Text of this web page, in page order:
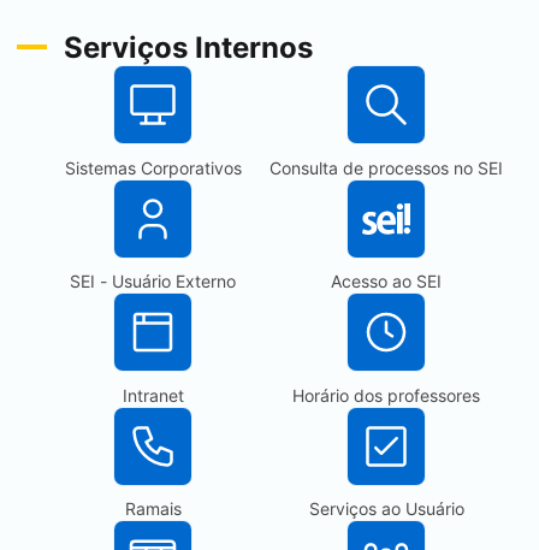
Serviços Internos
Sistemas Corporativos Consulta de processos no SEI
SEI - Usuário Externo Acesso ao SEI
Intranet Horário dos professores
(abre em nova
Ramais Serviços ao Usuário